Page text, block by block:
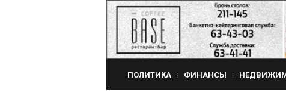
ПОЛИТИКА ФИНАНСЫ